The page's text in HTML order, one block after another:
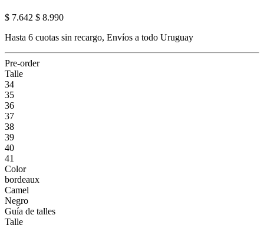
$ 7.642 $ 8.990
Hasta 6 cuotas sin recargo, Envíos a todo Uruguay
Pre-order
Talle
34
35
36
37
38
39
40
41
Color
bordeaux
Camel
Negro
Guía de talles
Talle